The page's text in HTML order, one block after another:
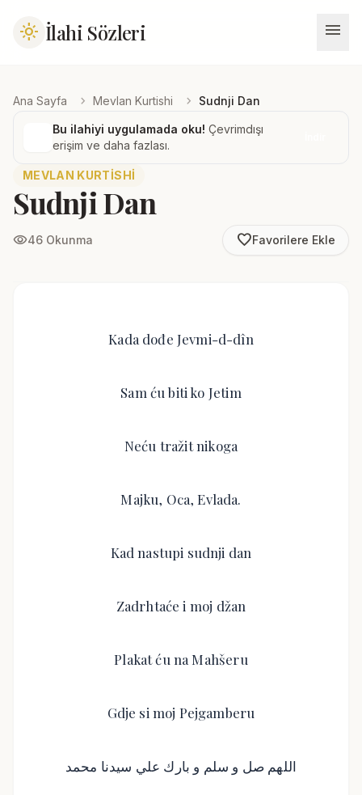
light_mode İlahi Sözleri menu
Ana Sayfa chevron_right Mevlan Kurtishi chevron_right Sudnji Dan
Bu ilahiyi uygulamada oku! Çevrimdışı
erişim ve daha fazlası.
MEVLAN KURTISHI
Sudnji Dan
visibility46 Okunma favorite_borderFavorilere Ekle
Kada dođe Jevmi-d-dîn
Sam ću biti ko Jetim
Neću tražit nikoga
Majku, Oca, Evlada.
Kad nastupi sudnji dan
Zadrhtaće i moj džan
Plakat ću na Mahšeru
Gdje si moj Pejgamberu
اللهم صل و سلم و بارك علي سيدنا محمد